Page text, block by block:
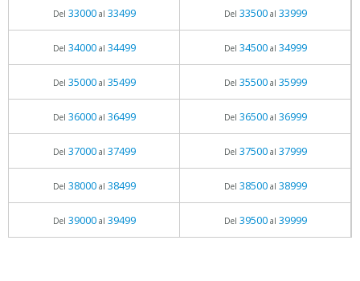
Del 33000al 33499 Del 33500al 33999
Del 34000al 34499 Del 34500al 34999
Del 35000al 35499 Del 35500al 35999
Del 36000al 36499 Del 36500al 36999
Del 37000al 37499 Del 37500al 37999
Del 38000al 38499 Del 38500al 38999
Del 39000al 39499 Del 39500al 39999